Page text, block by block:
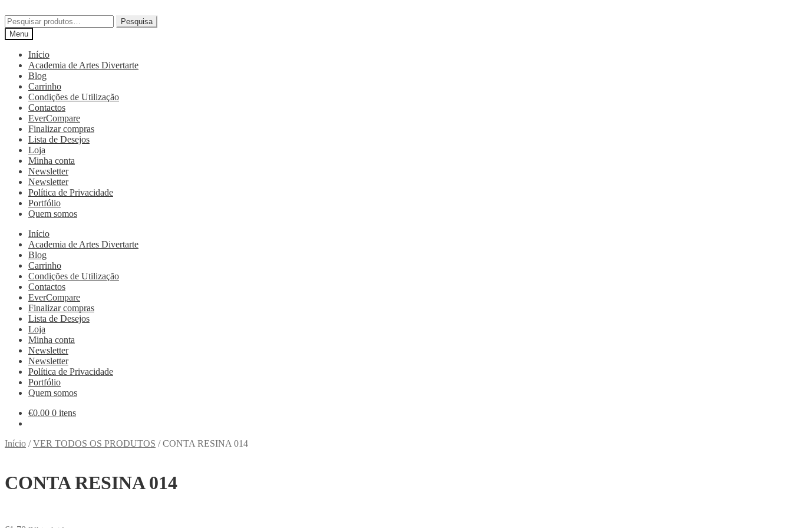
Pesquisa
Menu
Início
Academia de Artes Divertarte
Blog
Carrinho
Condições de Utilização
Contactos
EverCompare
Finalizar compras
Lista de Desejos
Loja
Minha conta
Newsletter
Newsletter
Política de Privacidade
Portfólio
Quem somos
Início
Academia de Artes Divertarte
Blog
Carrinho
Condições de Utilização
Contactos
EverCompare
Finalizar compras
Lista de Desejos
Loja
Minha conta
Newsletter
Newsletter
Política de Privacidade
Portfólio
Quem somos
€0.00 0 itens
Início /VER TODOS OS PRODUTOS /CONTA RESINA 014
CONTA RESINA 014